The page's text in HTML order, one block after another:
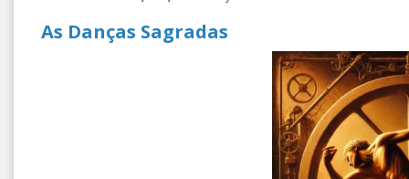
As Danças Sagradas